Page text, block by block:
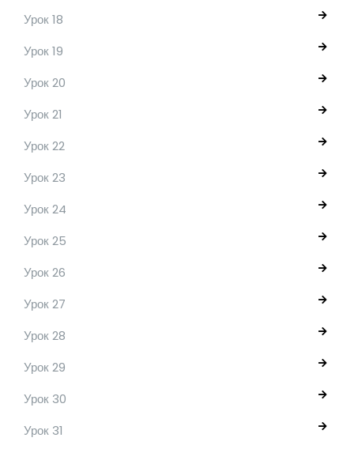
Урок 18
Урок 19
Урок 20
Урок 21
Урок 22
Урок 23
Урок 24
Урок 25
Урок 26
Урок 27
Урок 28
Урок 29
Урок 30
Урок 31